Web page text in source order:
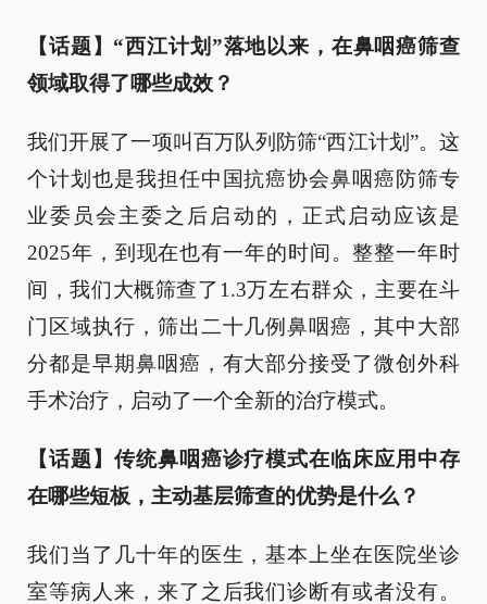
【话题】“西江计划”落地以来，在鼻咽癌筛查
领域取得了哪些成效？
我们开展了一项叫百万队列防筛“西江计划”。这
个计划也是我担任中国抗癌协会鼻咽癌防筛专
业委员会主委之后启动的，正式启动应该是
2025年，到现在也有一年的时间。整整一年时
间，我们大概筛查了1.3万左右群众，主要在斗
门区域执行，筛出二十几例鼻咽癌，其中大部
分都是早期鼻咽癌，有大部分接受了微创外科
手术治疗，启动了一个全新的治疗模式。
【话题】传统鼻咽癌诊疗模式在临床应用中存
在哪些短板，主动基层筛查的优势是什么？
我们当了几十年的医生，基本上坐在医院坐诊
室等病人来，来了之后我们诊断有或者没有。